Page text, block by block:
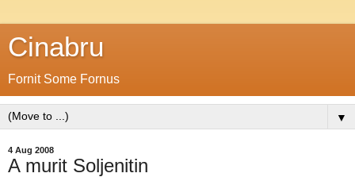
Cinabru
Fornit Some Fornus
▼
4 Aug 2008
A murit Soljenitin